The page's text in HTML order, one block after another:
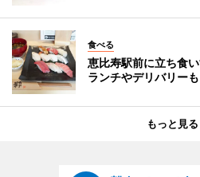
食べる
恵比寿駅前に立ち食
ランチやデリバリーも
もっと見る